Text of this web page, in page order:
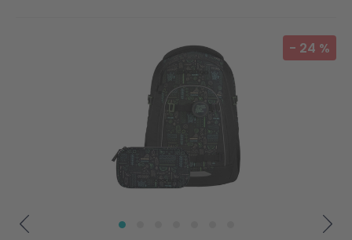
Zum Ende der Bildgalerie springen - 24 %